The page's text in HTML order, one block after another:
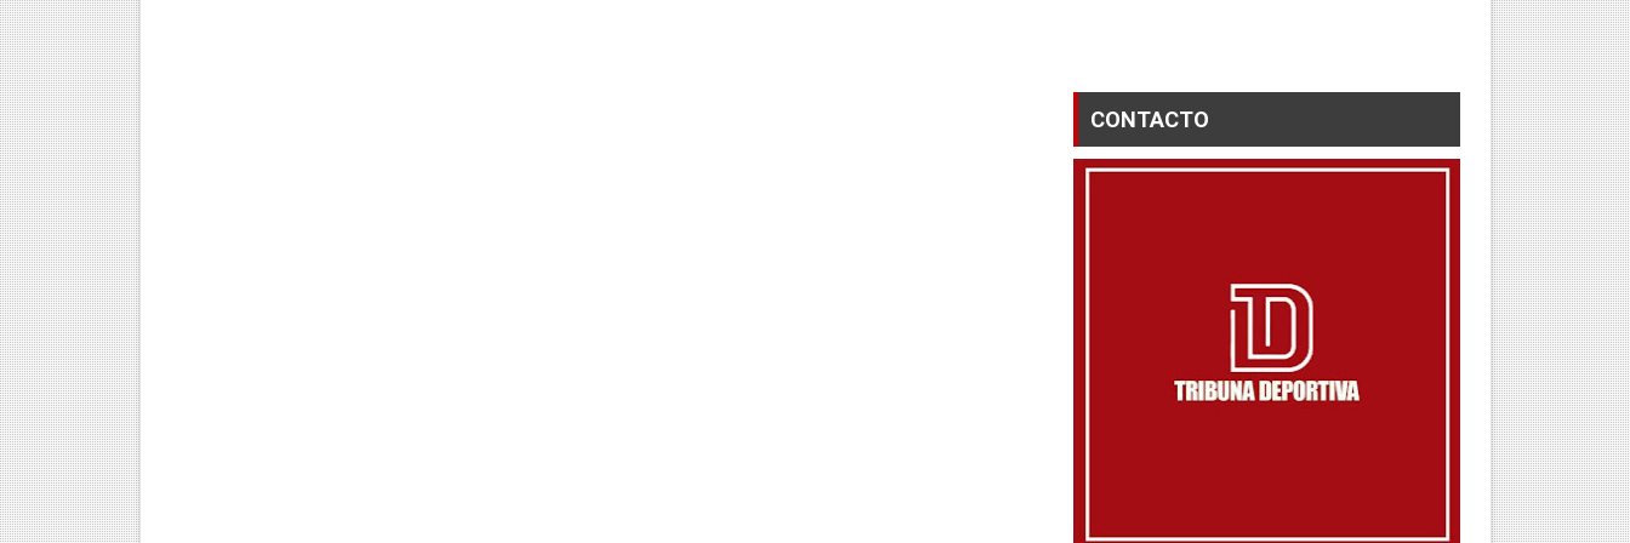
CONTACTO